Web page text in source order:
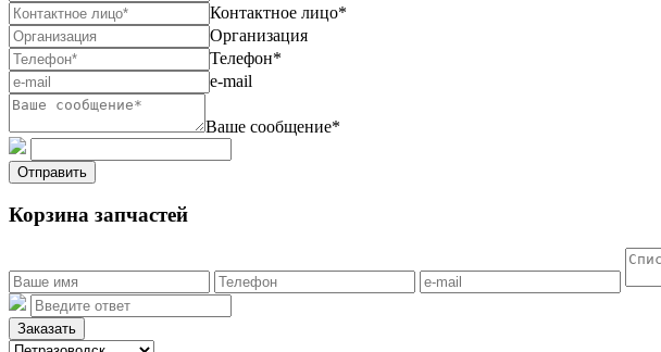
Контактное лицо*
Организация
Телефон*
e-mail
Ваше сообщение*
Отправить
Корзина запчастей
Заказать